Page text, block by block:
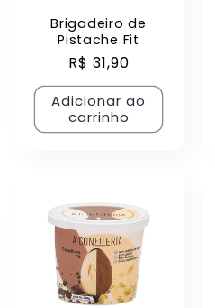
Brigadeiro de
Pistache Fit
Preço
normal
R$ 31,90
Adicionar ao
carrinho